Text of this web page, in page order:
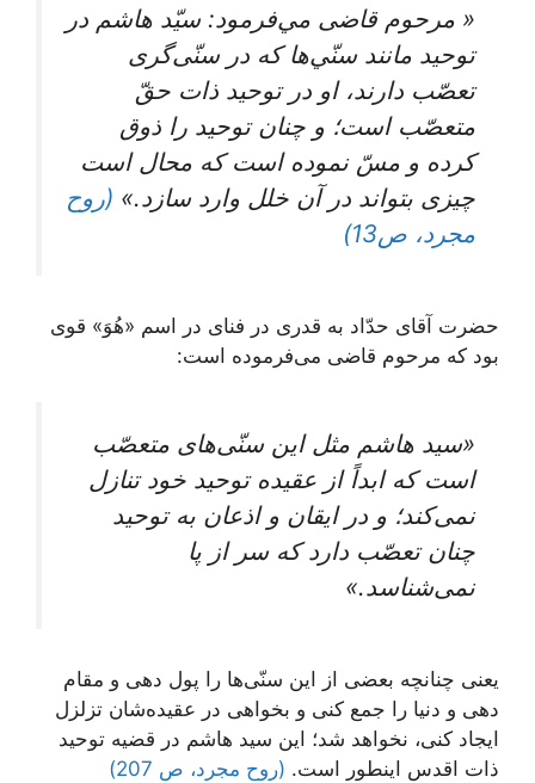
« مرحوم قاضى مي‌فرمود: سيّد هاشم در
توحيد مانند سنّي‌ها كه در سنّى‌گرى
تعصّب دارند، او در توحيد ذات حقّ
متعصّب است؛ و چنان توحيد را ذوق
كرده و مسّ نموده است كه محال است
چيزى بتواند در آن خلل وارد سازد.» (روح
مجرد، ص13)
حضرت آقاى حدّاد به قدرى در فناى در اسم «هُوَ» قوى
بود كه مرحوم قاضى می‌فرموده است:
«سيد هاشم مثل اين سنّی‌‏هاى متعصّب
است كه ابداً از عقيده توحيد خود تنازل
نمی‌‏كند؛ و در ايقان و اذعان به توحيد
چنان تعصّب دارد كه سر از پا
نمی‌‏شناسد.»
يعنى چنانچه بعضى از اين سنّی‌ها را پول دهى و مقام
دهى و دنيا را جمع كنى و بخواهى در عقيده‌‏شان تزلزل
ايجاد كنى، نخواهد شد؛ اين سيد هاشم در قضيه توحيد
ذات اقدس اين‏طور است. (روح مجرد، ص 207)